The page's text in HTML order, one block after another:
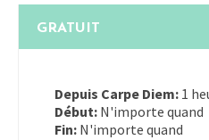
GRATUIT
Depuis Carpe Diem: 1
Début: N'importe quand
Fin: N'importe quand